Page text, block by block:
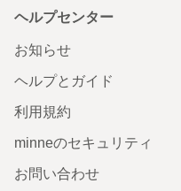
ヘルプセンター
お知らせ
ヘルプとガイド
利用規約
minneのセキュリティ
お問い合わせ